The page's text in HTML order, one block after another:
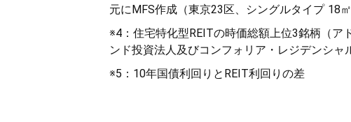
元にMFS作成（東京23区、シングルタイ
※4：住宅特化型REITの時価総額上位3銘柄（
ンド投資法人及びコンフォリア・レジデンシ
※5：10年国債利回りとREIT利回りの差